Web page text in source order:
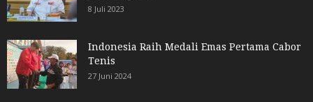
8 Juli 2023
Indonesia Raih Medali Emas Pertama Cabor
Tenis
27 Juni 2024